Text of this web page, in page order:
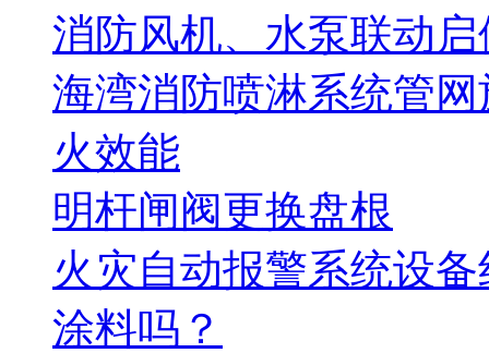
消防风机、水泵联动
海湾消防喷淋系统管
火效能
明杆闸阀更换盘根
火灾自动报警系统设
涂料吗？